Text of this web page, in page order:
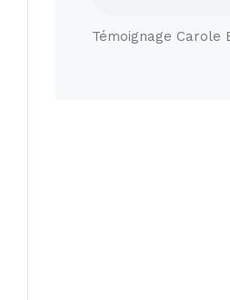
Témoignage Carole